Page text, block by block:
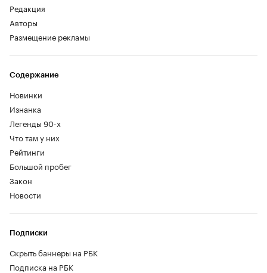
Редакция
Авторы
Размещение рекламы
Содержание
Новинки
Изнанка
Легенды 90-х
Что там у них
Рейтинги
Большой пробег
Закон
Новости
Подписки
Скрыть баннеры на РБК
Подписка на РБК